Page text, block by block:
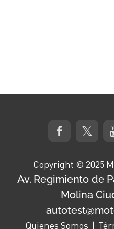
Copyright © 2025
Av. Regimiento de
Molina
Quienes Somos